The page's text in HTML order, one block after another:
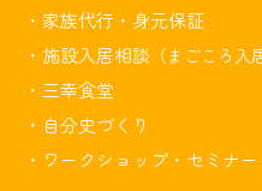
・家族代行・身元保証
・施設入居相談 （まごころ入
・三幸食堂
・自分史づくり
・ワークショップ・セミナー